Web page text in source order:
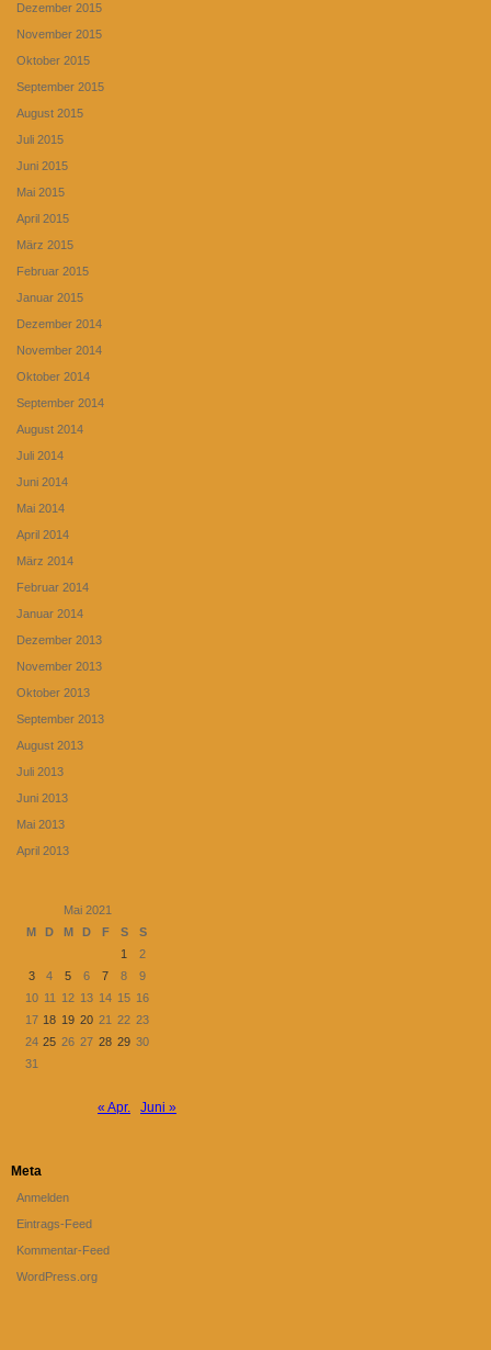
Dezember 2015
November 2015
Oktober 2015
September 2015
August 2015
Juli 2015
Juni 2015
Mai 2015
April 2015
März 2015
Februar 2015
Januar 2015
Dezember 2014
November 2014
Oktober 2014
September 2014
August 2014
Juli 2014
Juni 2014
Mai 2014
April 2014
März 2014
Februar 2014
Januar 2014
Dezember 2013
November 2013
Oktober 2013
September 2013
August 2013
Juli 2013
Juni 2013
Mai 2013
April 2013
Mai 2021
M
D M D F S
S
1
2
3
4 5 6 7 8
9
10 11 12 13 14 15 16
17 18 19 20 21 22 23
24 25 26 27 28 29 30
31
« Apr. Juni »
Meta
Anmelden
Eintrags-Feed
Kommentar-Feed
WordPress.org